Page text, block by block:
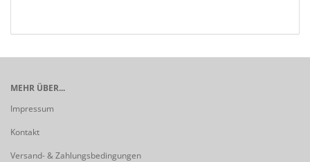
MEHR ÜBER...
Impressum
Kontakt
Versand- & Zahlungsbedingungen